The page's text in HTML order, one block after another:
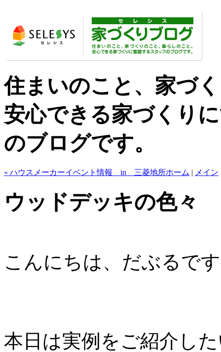
住まいのこと、家づ
安心できる家づくり
のブログです。
« ハウスメーカーイベント情報 in 三菱地所ホーム | メイン
ウッドデッキの色々
こんにちは、だぶるで
本日は実例をご紹介し